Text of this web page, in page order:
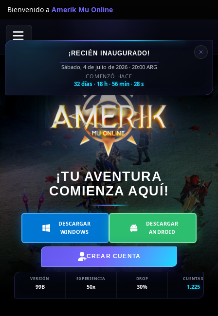
¡RECIÉN INAUGURADO!
Sábado, 4 de julio de 2026 · 20:00 ARG
COMENZÓ HACE
32 días · 18 h · 56 min · 28 s
Bienvenido a Amerik Mu Online
¡TU AVENTURA
COMIENZA AQUÍ!
DESCARGAR
WINDOWS
DESCARGAR
ANDROID
CREAR CUENTA
VERSIÓN
99B
EXPERIENCIA
50x
DROP
30%
CUENTAS
1,225